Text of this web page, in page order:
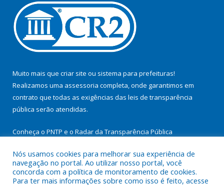
Muito mais que criar site ou sistema para prefeituras!
Realizamos uma assessoria completa, onde garantimos em
contrato que todas as exigências das leis de transparência
pública serão atendidas.
Conheça o PNTP e o Radar da Transparência Pública
Nós usamos cookies para melhorar sua experiência de
navegação no portal. Ao utilizar nosso portal, você
concorda com a política de monitoramento de cookies.
Para ter mais informações sobre como isso é feito, acesse